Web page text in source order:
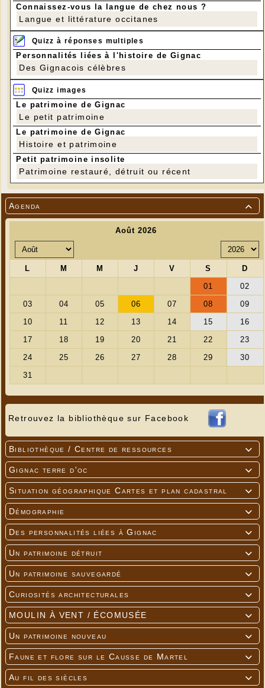

Agenda
Retrouvez la bibliothèque sur Facebook

Bibliothèque / Centre de ressources

Gignac terre d'oc

Situation géographique Cartes et plan cadastral

Démographie

Des personnalités liées à Gignac

Un patrimoine détruit

Un patrimoine sauvegardé

Curiosités architecturales

MOULIN À VENT / ÉCOMUSÉE

Un patrimoine nouveau

Faune et flore sur le Causse de Martel

Au fil des siècles
Connaissez-vous la langue de chez nous ?
Langue et littérature occitanes
Quizz à réponses multiples
Personnalités liées à l'histoire de Gignac
Des Gignacois célèbres
Quizz images
Le patrimoine de Gignac
Le petit patrimoine
Le patrimoine de Gignac
Histoire et patrimoine
Petit patrimoine insolite
Patrimoine restauré, détruit ou récent